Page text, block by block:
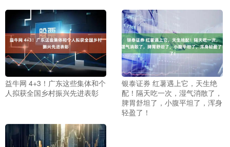
益牛网 4+3！广东这些集体和个
人拟获全国乡村振兴先进表彰
银泰证券 红薯遇上它，天生绝
配！隔天吃一次，湿气消散了，
脾胃舒坦了，小腹平坦了，浑身
轻盈了！